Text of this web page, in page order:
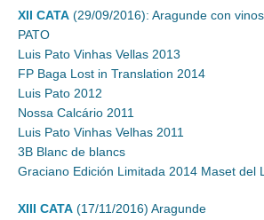
XII CATA (29/09/2016): Aragunde con
PATO
Luis Pato Vinhas Vellas 2013
FP Baga Lost in Translation 2014
Luis Pato 2012
Nossa Calcário 2011
Luis Pato Vinhas Velhas 2011
3B Blanc de blancs
Graciano Edición Limitada 2014 Maset del
XIII CATA (17/11/2016) Aragunde